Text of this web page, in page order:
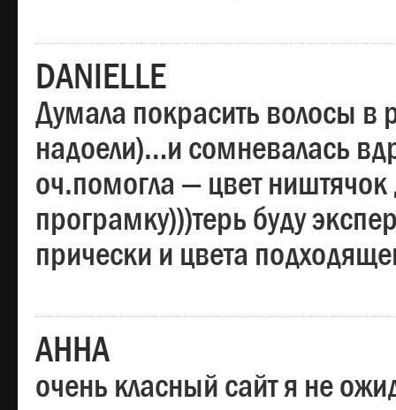
DANIELLE
Думала покрасить волосы
надоели)…и сомневалась
оч.помогла — цвет
програмку)))терь буду
прически и цвета
АННА
очень класный сайт я не